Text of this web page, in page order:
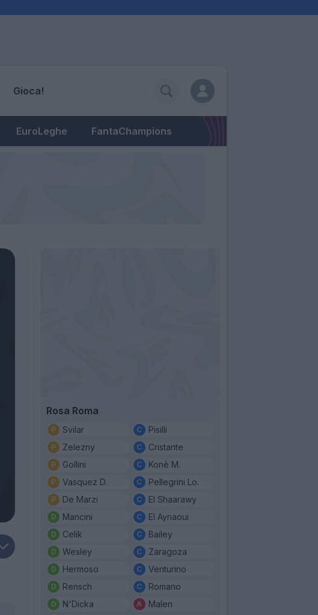
Gioca!
EuroLeghe FantaChampions
Rosa Roma
Svilar
Zelezny
Gollini
Vasquez D.
De Marzi
Mancini
Celik
Wesley
Hermoso
Rensch
N'Dicka
Pisilli
Cristante
Konè M.
Pellegrini Lo.
El Shaarawy
El Aynaoui
Bailey
Zaragoza
Venturino
Romano
Malen